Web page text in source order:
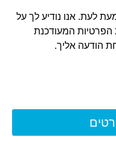
לעת. אנו נודיע לך על
הפרטיות המעודכנת
הודעה אליך.